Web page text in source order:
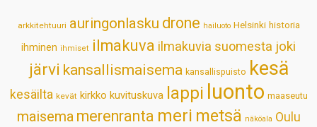
p
k
n
s
t
arkkitehtuuri auringonlasku drone hailuoto Helsinki historia
ihminen ihmiset ilmakuva ilmakuvia suomesta joki
järvi kansallismaisema kansallispuisto kesä
kesäilta kevät kirkko kuvituskuva lappi luonto maaseutu
maisema merenranta meri metsä näköala Oulu